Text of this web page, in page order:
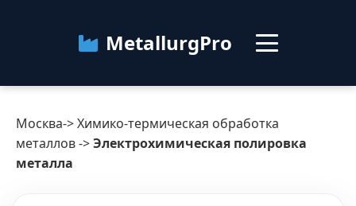
MetallurgPro
Москва
Категории
Москва->Химико-термическая обработка
металлов->Электрохимическая полировка
металла